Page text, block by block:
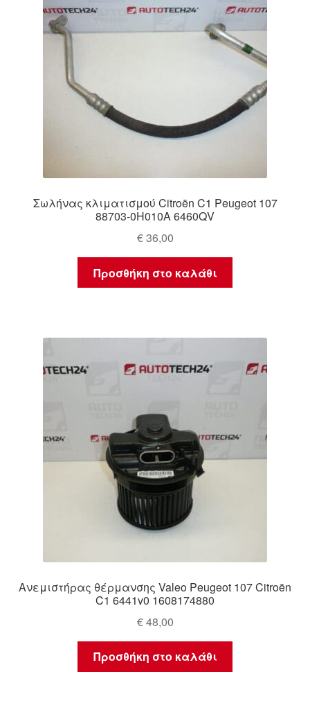
Οροι και Προϋποθέσεις
Παγκόσμια αποστολή
Παράπονα
Σωλήνας κλιματισμού Citroën C1 Peugeot 107
88703-0H010A 6460QV
€36,00
Προσθήκη στο καλάθι
Ανεμιστήρας θέρμανσης Valeo Peugeot 107 Citroën
C1 6441v0 1608174880
€48,00
Προσθήκη στο καλάθι